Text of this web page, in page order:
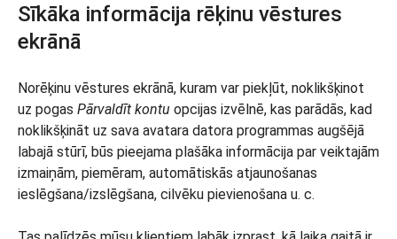
Sīkāka informācija rēķinu vēstures
ekrānā
Norēķinu vēstures ekrānā, kuram var piekļūt, noklikšķinot
uz pogas Pārvaldīt kontu opcijas izvēlnē, kas parādās, kad
noklikšķināt uz sava avatara datora programmas augšējā
labajā stūrī, būs pieejama plašāka informācija par veiktajām
izmaiņām, piemēram, automātiskās atjaunošanas
ieslēgšana/izslēgšana, cilvēku pievienošana u. c.